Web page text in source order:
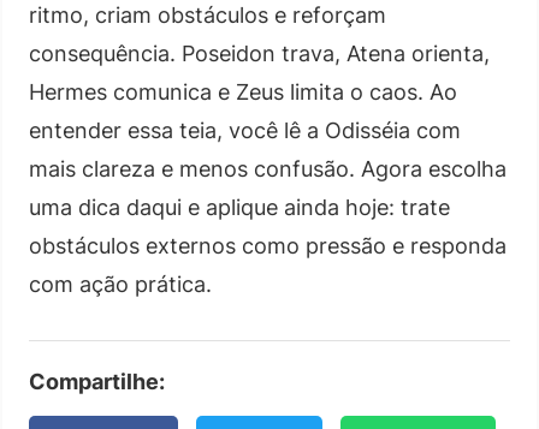
ritmo, criam obstáculos e reforçam
consequência. Poseidon trava, Atena orienta,
Hermes comunica e Zeus limita o caos. Ao
entender essa teia, você lê a Odisséia com
mais clareza e menos confusão. Agora escolha
uma dica daqui e aplique ainda hoje: trate
obstáculos externos como pressão e responda
com ação prática.
Compartilhe: